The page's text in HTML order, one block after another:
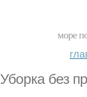
море
Уборка без